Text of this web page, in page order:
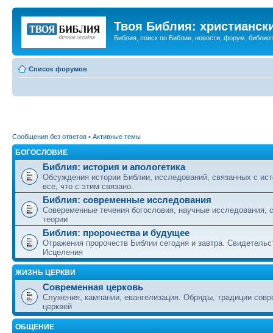
Твоя Библия:
Библия, поиск по Библии, новости, форум,
Список форумов
Сообщения без ответов • Активные темы
БОГОСЛОВИЕ
Библия: история и апологетика
Обсуждения истории Библии, исследований, связанных с
все, что с этим связано.
Библия: современные исследования
Совеременные течения богословия, научные исследования,
теории
Библия: пророчества и будущее
Отражения пророчеств Библии сегодня и завтра.
Исцеления
ЖИЗНЬ ЦЕРКВИ
Современная церковь
Служения, кампании, евангелизация. Обряды, традиции
церквей
ОБЩЕНИЕ